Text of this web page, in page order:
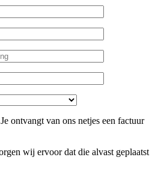
ontvangt van ons netjes een factuur
wij ervoor dat die alvast geplaatst